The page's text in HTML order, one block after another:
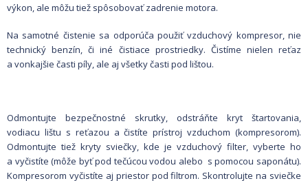
výkon, ale môžu tiež spôsobovať zadrenie motora.
Na samotné čistenie sa odporúča použiť vzduchový kompresor, nie
technický benzín, či iné čistiace prostriedky. Čistíme nielen reťaz
a vonkajšie časti píly, ale aj všetky časti pod lištou.
Odmontujte bezpečnostné skrutky, odstráňte kryt štartovania,
vodiacu lištu s reťazou a čistíte prístroj vzduchom (kompresorom).
Odmontujte tiež kryty sviečky, kde je vzduchový filter, vyberte ho
a vyčistíte (môže byť pod tečúcou vodou alebo s pomocou saponátu).
Kompresorom vyčistíte aj priestor pod filtrom. Skontrolujte na sviečke